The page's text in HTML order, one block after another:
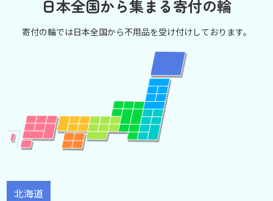
日本全国から集まる寄付の輪
寄付の輪では日本全国から不用品を受け付けしております。
北海道